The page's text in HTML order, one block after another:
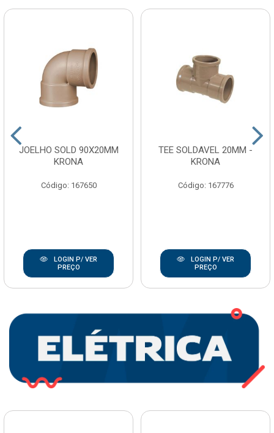
JOELHO SOLD 90X20MM
KRONA
Código: 167650
LOGIN P/ VER
PREÇO
TEE SOLDAVEL 20MM -
KRONA
Código: 167776
LOGIN P/ VER
PREÇO